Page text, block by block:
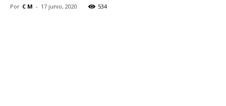
Por C M - 17 junio, 2020 534